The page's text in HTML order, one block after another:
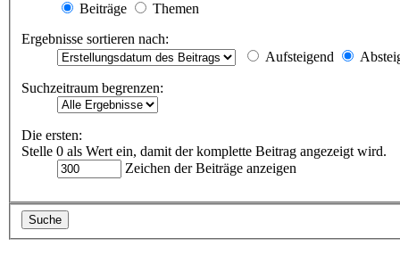
Beiträge
Themen
Ergebnisse sortieren nach:
Aufsteigend
Suchzeitraum begrenzen:
Die ersten:
Stelle 0 als Wert ein, damit der komplette Beitrag angezeigt wird.
Zeichen der Beiträge anzeigen